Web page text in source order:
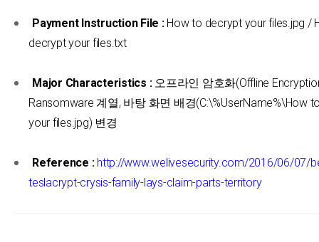
Payment Instruction File :How to decrypt your files.jpg /
decrypt your files.txt
Major Characteristics :오프라인 암호화(Offline
Ransomware 계열, 바탕 화면 배경(C:\%UserName%\How
your files.jpg) 변경
Reference : http://www.welivesecurity.com/2016/06/07/
teslacrypt-crysis-family-lays-claim-parts-territory